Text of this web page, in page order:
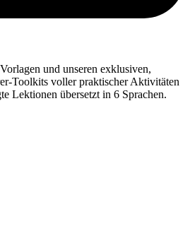
und unseren exklusiven,
Toolkits voller praktischer Aktivitäten
Lektionen übersetzt in 6 Sprachen.